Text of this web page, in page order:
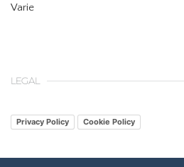
Varie
LEGAL
Privacy Policy Cookie Policy